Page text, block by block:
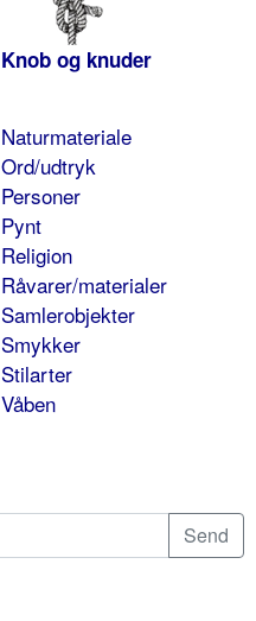
Knob og knuder
Naturmateriale
Ord/udtryk
Personer
Pynt
Religion
Råvarer/materialer
Samlerobjekter
Smykker
Stilarter
Våben